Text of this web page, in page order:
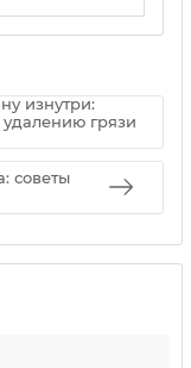
изнутри:
грязи
советы